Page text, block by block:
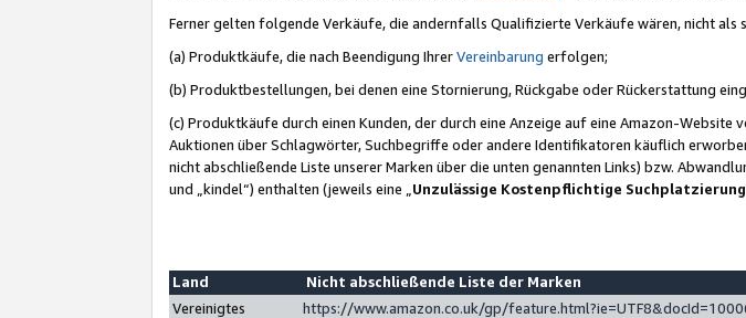
Ferner gelten folgende Verkäufe, die andernfalls Qualifizierte Verkäufe wären, nicht als
(a) Produktkäufe, die nach Beendigung IhrerVereinbarung erfolgen;
(b) Produktbestellungen, bei denen eine Stornierung, Rückgabe oder Rückerstattung
(c) Produktkäufe durch einen Kunden, der durch eine Anzeige auf eine Amazon-Website
Auktionen über Schlagwörter, Suchbegriffe oder andere Identifikatoren käuflich
nicht abschließende Liste unserer Marken über die unten genannten Links) bzw.
und „kindel“) enthalten (jeweils eine „ Unzulässige Kostenpflichtige Suchplatzierung
Land
Nicht abschließende Liste der Marken
Vereinigtes
https://www.amazon.co.uk/gp/